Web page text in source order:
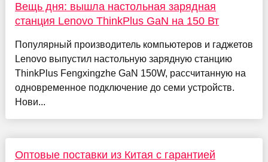
Вещь дня: вышла настольная зарядная
станция Lenovo ThinkPlus GaN на 150 Вт
Популярный производитель компьютеров и гаджетов
Lenovo выпустил настольную зарядную станцию
ThinkPlus Fengxingzhe GaN 150W, рассчитанную на
одновременное подключение до семи устройств.
Нови...
Оптовые поставки из Китая с гарантией